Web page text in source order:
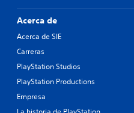
Acerca de
Acerca de SIE
Carreras
PlayStation Studios
PlayStation Productions
Empresa